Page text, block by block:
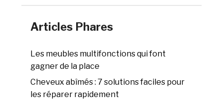
Articles Phares
Les meubles multifonctions qui font
gagner de la place
Cheveux abîmés : 7 solutions faciles pour
les réparer rapidement